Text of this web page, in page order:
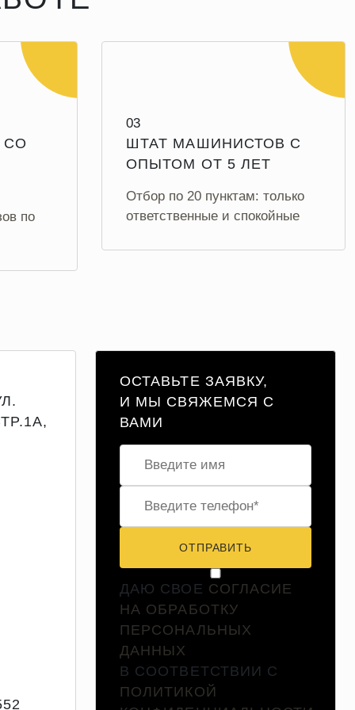
СО
по
03
ШТАТ МАШИНИСТОВ С
ОПЫТОМ ОТ 5 ЛЕТ
Отбор по 20 пунктам: только
ответственные и спокойные
ОСТАВЬТЕ ЗАЯВКУ,
И МЫ СВЯЖЕМСЯ С
ВАМИ
ОТПРАВИТЬ
ДАЮ СВОЕ СОГЛАСИЕ
НА ОБРАБОТКУ
ПЕРСОНАЛЬНЫХ
ДАННЫХ
В СООТВЕТСТВИИ С
ПОЛИТИКОЙ